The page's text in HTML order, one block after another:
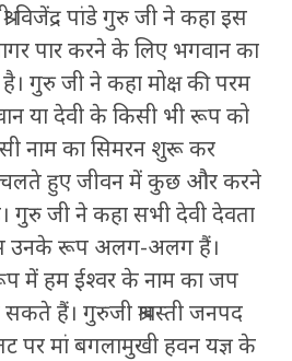
विजेंद्र पांडे गुरु जी ने कहा इस
पार करने के लिए भगवान का
गुरु जी ने कहा मोक्ष की परम
या देवी के किसी भी रूप को
नाम का सिमरन शुरू कर
चलते हुए जीवन में कुछ और करने
गुरु जी ने कहा सभी देवी देवता
उनके रूप अलग-अलग हैं।
में हम ईश्वर के नाम का जप
सकते हैं। गुरुजी श्रावस्ती जनपद
पर मां बगलामुखी हवन यज्ञ के